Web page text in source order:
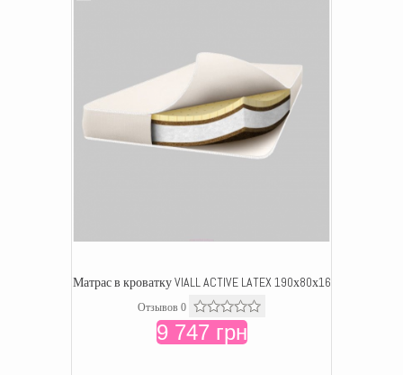
Матрас в кроватку VIALL ACTIVE LATEX 190х80х16
Отзывов 0
9 747 грн